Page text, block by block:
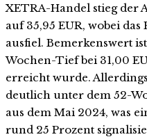
XETRA-Handel stieg der
auf 35,95 EUR, wobei
ausfiel. Bemerkenswert
Wochen-Tief bei 31,00
erreicht wurde.
deutlich unter dem 52-
aus dem Mai 2024, was
rund 25 Prozent